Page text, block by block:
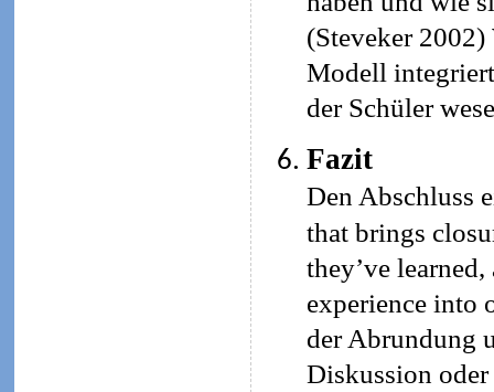
(Steveker 2002)
Modell
der Schüler
Fazit
Den Abschluss
that brings
they’ve
experience into
der Abrundung
Diskussion